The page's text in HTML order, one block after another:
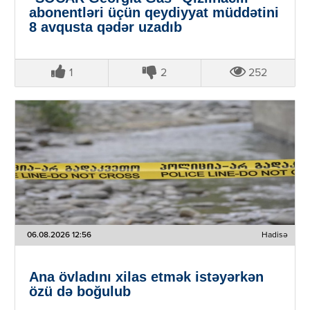
abonentləri üçün qeydiyyat müddətini
8 avqusta qədər uzadıb
1 2 252
06.08.2026 12:56 Hadisə
Ana övladını xilas etmək istəyərkən
özü də boğulub